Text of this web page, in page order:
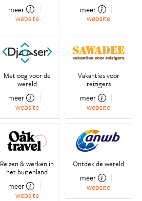
meer
website
meer
website
Met oog voor de
wereld
meer
website
Vakanties voor
reizigers
meer
website
Reizen & werken in
het buitenland
meer
website
Ontdek de wereld
meer
website